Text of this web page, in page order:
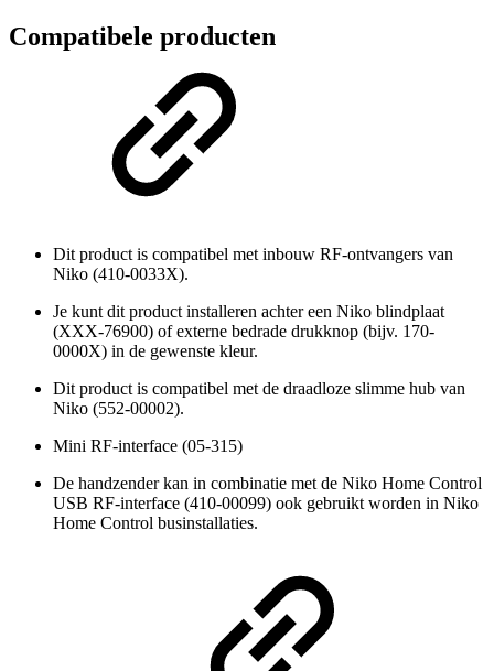
Compatibele producten
Dit product is compatibel met inbouw RF-ontvangers van
Niko (410-0033X).
Je kunt dit product installeren achter een Niko blindplaat
(XXX-76900) of externe bedrade drukknop (bijv. 170-
0000X) in de gewenste kleur.
Dit product is compatibel met de draadloze slimme hub van
Niko (552-00002).
Mini RF-interface (05-315)
De handzender kan in combinatie met de Niko Home Control
USB RF-interface (410-00099) ook gebruikt worden in Niko
Home Control businstallaties.